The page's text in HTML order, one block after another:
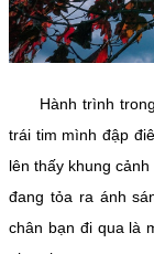
Hành trình trong
trái tim mình đập
lên thấy khung
đang tỏa ra ánh
chân bạn đi qua là